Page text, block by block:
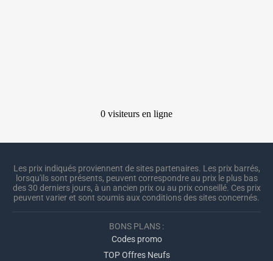
Les prix indiqués proviennent de sites partenaires. Les prix barrés,
lorsqu'ils sont présents, peuvent correspondre au prix le plus bas
des 30 derniers jours, à un ancien prix ou au prix conseillé. Ces prix
peuvent varier et sont soumis aux conditions des sites concernés.
BONS PLANS :
Codes promo
TOP Offres Neufs